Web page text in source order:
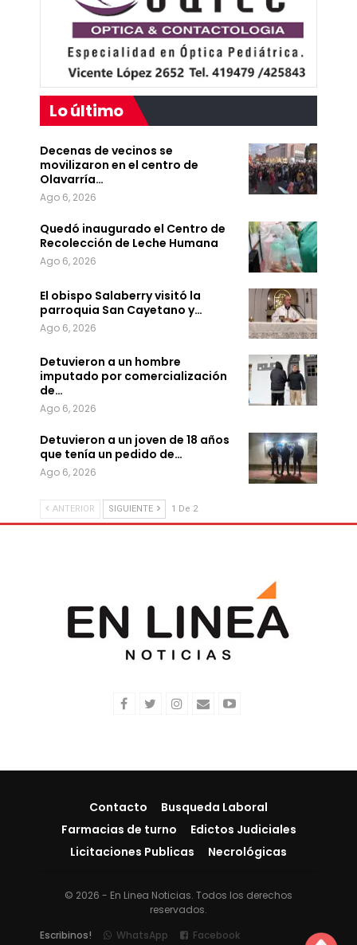
Lo último
Decenas de vecinos se
movilizaron en el centro de
Olavarría…
Ago 6, 2026
Quedó inaugurado el Centro de
Recolección de Leche Humana
Ago 6, 2026
El obispo Salaberry visitó la
parroquia San Cayetano y…
Ago 6, 2026
Detuvieron a un hombre
imputado por comercialización
de…
Ago 6, 2026
Detuvieron a un joven de 18 años
que tenía un pedido de…
Ago 6, 2026
ANTERIOR SIGUIENTE 1 De 2
Contacto
Busqueda Laboral
Farmacias de turno
Edictos Judiciales
Licitaciones Publicas
Necrológicas
© 2026 - En Linea Noticias. Todos los derechos
reservados.
Escribinos!
WhatsApp Facebook